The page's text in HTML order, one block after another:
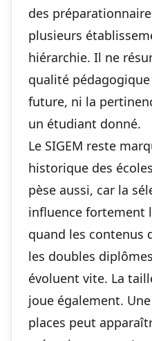
des
plusieurs
hiérarchie. Il ne
qualité
future, ni la
un étudiant donné.
Le SIGEM reste
historique des
pèse aussi, car la
influence fortement
quand les contenus
les doubles
évoluent vite. La
joue également.
places peut